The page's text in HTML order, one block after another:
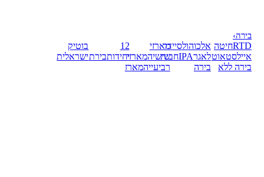
בירה›
RTDחיטה
איילסטאוט
בירה ללא
אלכוהולסיידר
לאגרIPAחבית
בירה
מארזי
שישיהמארזי
רביעייהמארז
12
יחידותבירת
בוטיק
ישראלית